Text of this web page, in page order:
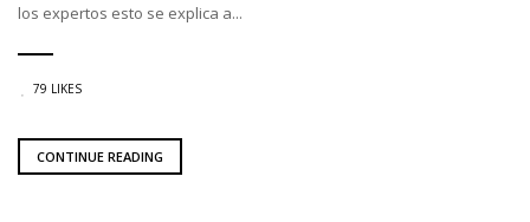
los expertos esto se explica a...
79 LIKES
CONTINUE READING